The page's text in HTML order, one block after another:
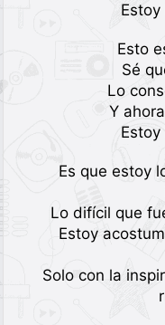
Esto
Sé
Lo
Y
Es que estoy
Lo difícil que
Estoy
Solo con la